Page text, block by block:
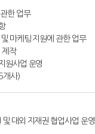
한 업무
마케팅 지원에 관한 업무
제작
원사업 운영
개사)
대외 지재권 협업사업 운영